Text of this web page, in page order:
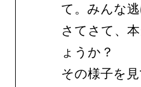
て。みんな
さてさて、
ょうか？
その様子を